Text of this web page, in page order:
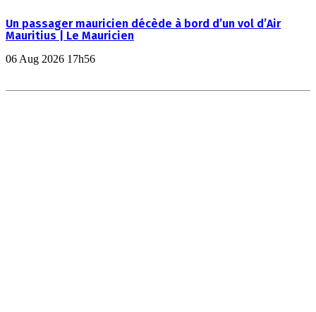
Un passager mauricien décède à bord d’un vol d’Air
Mauritius | Le Mauricien
06 Aug 2026 17h56